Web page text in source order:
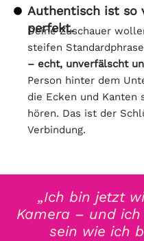
Authentisch ist so
perfekt.
Deine Zuschauer
steifen
– echt, unverfälscht
Person hinter dem
die Ecken und Kanten
hören. Das ist der
Verbindung.
„Ich bin jetzt
Kamera – und
sein wie ich